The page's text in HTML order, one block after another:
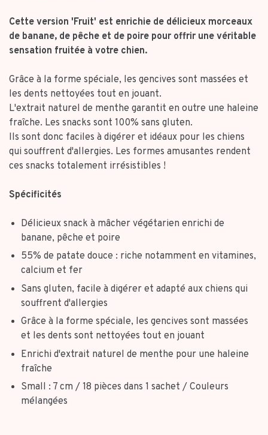
Cette version 'Fruit' est enrichie de délicieux morceaux
de banane, de pêche et de poire pour offrir une véritable
sensation fruitée à votre chien.
Grâce à la forme spéciale, les gencives sont massées et
les dents nettoyées tout en jouant.
L'extrait naturel de menthe garantit en outre une haleine
fraîche. Les snacks sont 100% sans gluten.
Ils sont donc faciles à digérer et idéaux pour les chiens
qui souffrent d'allergies. Les formes amusantes rendent
ces snacks totalement irrésistibles !
Spécificités
Délicieux snack à mâcher végétarien enrichi de
banane, pêche et poire
55% de patate douce : riche notamment en vitamines,
calcium et fer
Sans gluten, facile à digérer et adapté aux chiens qui
souffrent d'allergies
Grâce à la forme spéciale, les gencives sont massées
et les dents sont nettoyées tout en jouant
Enrichi d'extrait naturel de menthe pour une haleine
fraîche
Small : 7 cm / 18 pièces dans 1 sachet / Couleurs
mélangées